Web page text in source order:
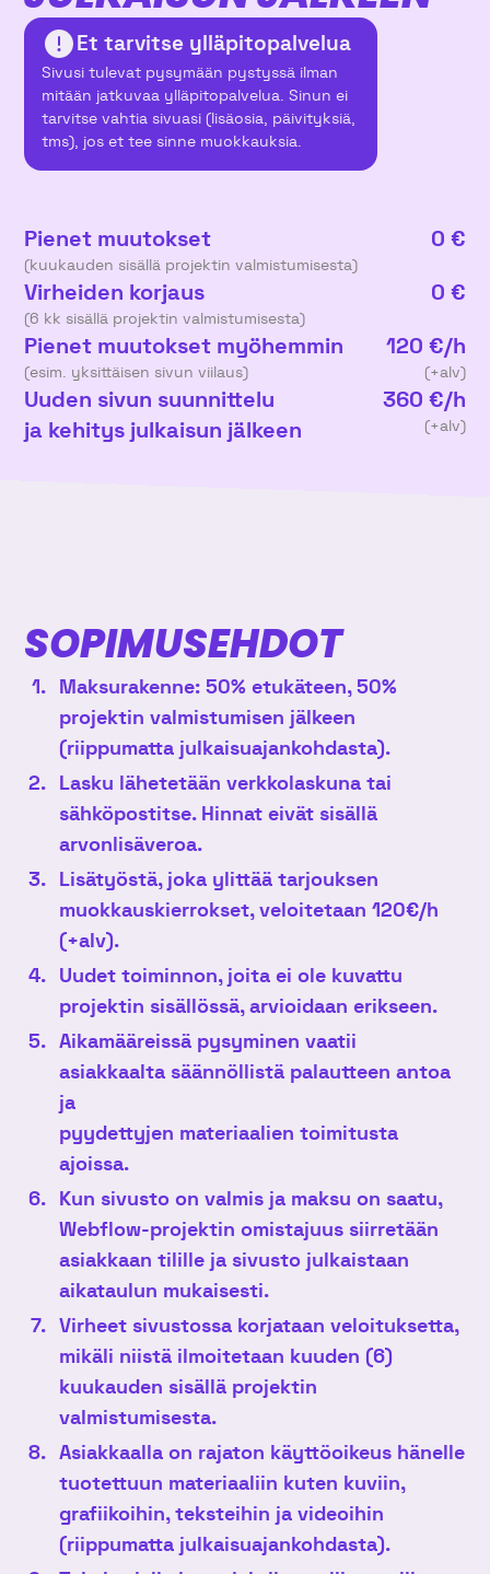
Et tarvitse ylläpitopalvelua
Sivusi tulevat pysymään pystyssä ilman
mitään jatkuvaa ylläpitopalvelua. Sinun ei
tarvitse vahtia sivuasi (lisäosia, päivityksiä,
tms), jos et tee sinne muokkauksia.
Pienet muutokset
(kuukauden sisällä projektin valmistumisesta)
0 €
Virheiden korjaus
(6 kk sisällä projektin valmistumisesta)
0 €
Pienet muutokset myöhemmin
(esim. yksittäisen sivun viilaus)
120 €/h
(+alv)
Uuden sivun suunnittelu
ja kehitys julkaisun jälkeen
360 €/h
(+alv)
SOPIMUSEHDOT
Maksurakenne: 50% etukäteen, 50%
projektin valmistumisen jälkeen
(riippumatta julkaisuajankohdasta).
Lasku lähetetään verkkolaskuna tai
sähköpostitse. Hinnat eivät sisällä
arvonlisäveroa.
Lisätyöstä, joka ylittää tarjouksen
muokkauskierrokset, veloitetaan 120€/h
(+alv).
Uudet toiminnon, joita ei ole kuvattu
projektin sisällössä, arvioidaan erikseen.
Aikamääreissä pysyminen vaatii
asiakkaalta säännöllistä palautteen antoa
ja
pyydettyjen materiaalien toimitusta
ajoissa.
Kun sivusto on valmis ja maksu on saatu,
Webflow-projektin omistajuus siirretään
asiakkaan tilille ja sivusto julkaistaan
aikataulun mukaisesti.
Virheet sivustossa korjataan veloituksetta,
mikäli niistä ilmoitetaan kuuden (6)
kuukauden sisällä projektin
valmistumisesta.
Asiakkaalla on rajaton käyttöoikeus hänelle
tuotettuun materiaaliin kuten kuviin,
grafiikoihin, teksteihin ja videoihin
(riippumatta julkaisuajankohdasta).